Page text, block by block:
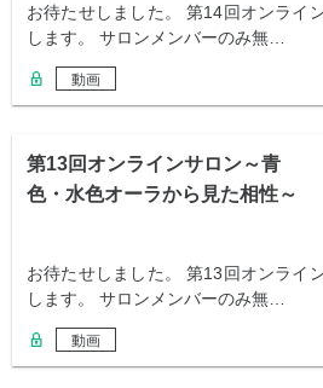
お待たせしました。 第14回オンライ
します。 サロンメンバーのみ無…
動画
第13回オンラインサロン～青
色・水色オーラから見た相性～
お待たせしました。 第13回オンライ
します。 サロンメンバーのみ無…
動画